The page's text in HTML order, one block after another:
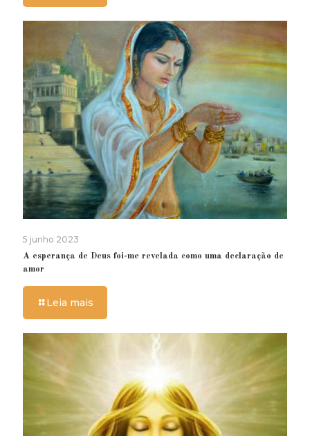
5 junho 2023
A esperança de Deus foi-me revelada como uma declaração de
amor
Leia mais